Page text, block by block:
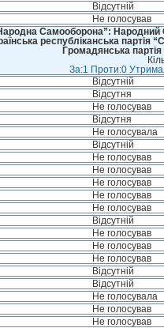
Відсутній
Не голосував
Самооборона”: Народний
республіканська
Громадянська
За:1 Проти:0
Відсутній
Відсутня
Не голосував
Відсутня
Не голосувала
Відсутній
Не голосував
Не голосував
Не голосував
Не голосував
Не голосував
Відсутній
Не голосував
Не голосував
Не голосував
Відсутній
Відсутній
Не голосувала
Не голосував
Не голосував